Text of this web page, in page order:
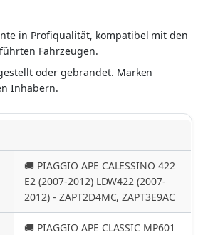
in Profiqualität, kompatibel mit den
Fahrzeugen.
oder gebrandet. Marken
Inhabern.
🚚 PIAGGIO APE CALESSINO 422
E2 (2007-2012) LDW422 (2007-
2012) - ZAPT2D4MC, ZAPT3E9AC
🚚 PIAGGIO APE CLASSIC MP601